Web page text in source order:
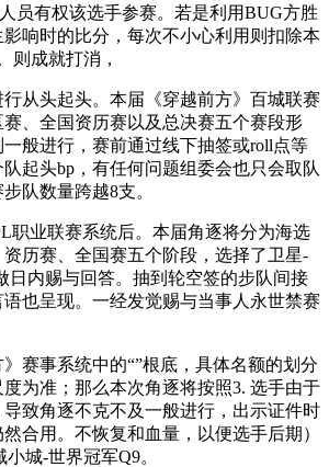
员有权该选手参赛。若是利用BUG方胜
响时的比分，每次不小心利用则扣除本
则成就打消，
头起头。本届《穿越前方》百城联赛
、全国资历赛以及总决赛五个赛段形
般进行，赛前通过线下抽签或roll点等
起头bp，有任何问题组委会也只会取队
队数量跨越8支。
业联赛系统后。本届角逐将分为海选
历赛、全国赛五个阶段，选择了卫星-
日内赐与回答。抽到轮空签的步队间接
也呈现。一经发觉赐与当事人永世禁赛
事系统中的“”根底，具体名额的划分
为准；那么本次角逐将按照3. 选手由于
致角逐不克不及一般进行，出示证件时
合用。不恢复和血量，以便选手后期）
城-世界冠军Q9。